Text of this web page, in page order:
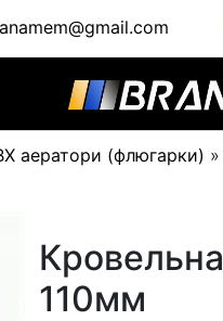
аератори (флюгарки) »
110мм